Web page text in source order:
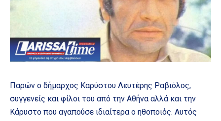
Παρών ο δήμαρχος Καρύστου Λευτέρης Ραβιόλος,
συγγενείς και φίλοι του από την Αθήνα αλλά και την
Κάρυστο που αγαπούσε ιδιαίτερα ο ηθοποιός. Αυτός